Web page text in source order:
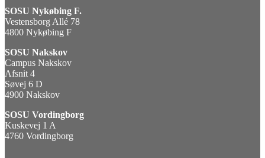
SOSU Nykøbing F.
Vestensborg Allé 78
4800 Nykøbing F
SOSU Nakskov
Campus Nakskov
Afsnit 4
Søvej 6 D
4900 Nakskov
SOSU Vordingborg
Kuskevej 1 A
4760 Vordingborg